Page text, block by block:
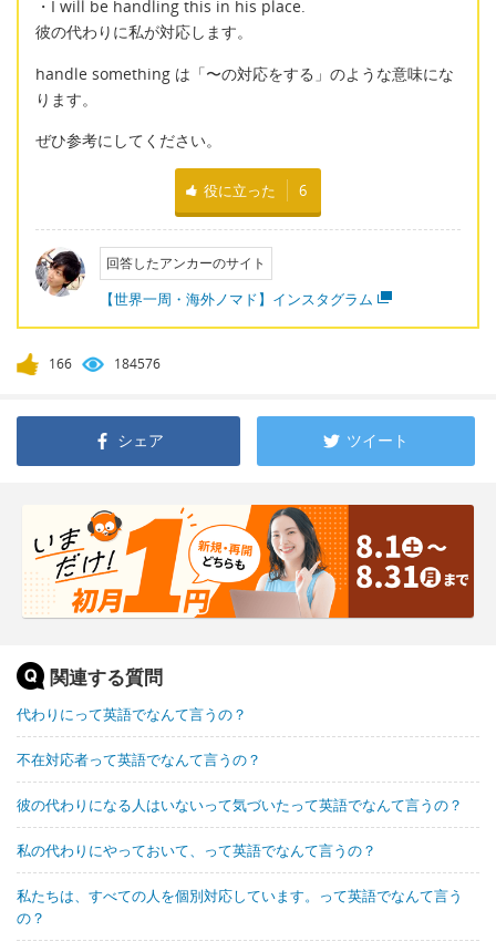
・I will be handling this in his place.
彼の代わりに私が対応します。
handle something は「〜の対応をする」のような意味にな
ります。
ぜひ参考にしてください。
役に立った 6
回答したアンカーのサイト
【世界一周・海外ノマド】インスタグラム
166 184576
シェア ツイート
関連する質問
代わりにって英語でなんて言うの？
不在対応者って英語でなんて言うの？
彼の代わりになる人はいないって気づいたって英語でなんて言うの？
私の代わりにやっておいて、って英語でなんて言うの？
私たちは、すべての人を個別対応しています。って英語でなんて言う
の？